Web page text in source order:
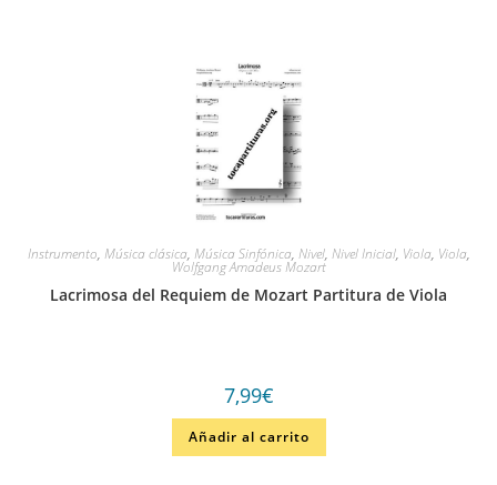
Instrumento, Música clásica, Música Sinfónica, Nivel, Nivel Inicial, Viola, Viola,
Wolfgang Amadeus Mozart
Lacrimosa del Requiem de Mozart Partitura de Viola
7,99€
Añadir al carrito